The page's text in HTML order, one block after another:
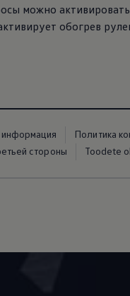
можно
обогрев
Политика
стороны Toodete